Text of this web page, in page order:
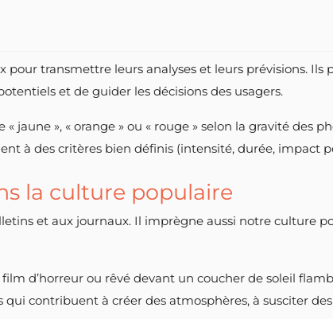
pour transmettre leurs analyses et leurs prévisions.
et de guider les décisions des usagers.
», « orange » ou « rouge » selon la gravité des
à des critères bien définis (intensité, durée, impact
la culture populaire
et aux journaux. Il imprègne aussi notre culture
d’horreur ou rêvé devant un coucher de soleil
contribuent à créer des atmosphères, à susciter